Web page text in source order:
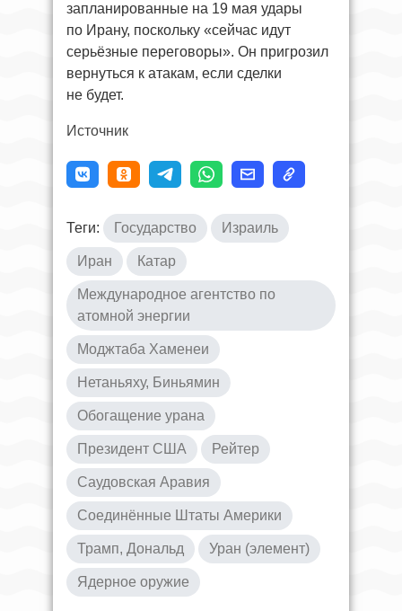
запланированные на 19 мая удары
по Ирану, поскольку «сейчас идут
серьёзные переговоры». Он пригрозил
вернуться к атакам, если сделки
не будет.
Источник
Теги: Государство Израиль
Иран Катар
Международное агентство по
атомной энергии
Моджтаба Хаменеи
Нетаньяху, Биньямин
Обогащение урана
Президент США Рейтер
Саудовская Аравия
Соединённые Штаты Америки
Трамп, Дональд Уран (элемент)
Ядерное оружие